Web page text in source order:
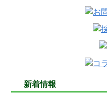
新着情報